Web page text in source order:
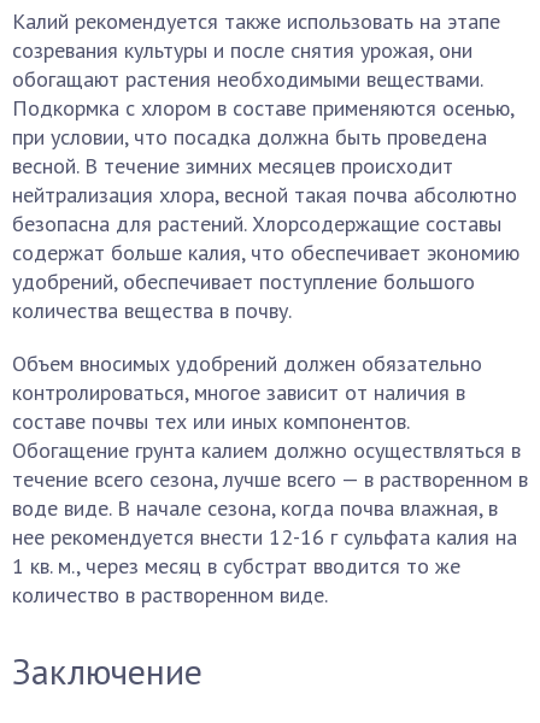
Калий рекомендуется также использовать на этапе
созревания культуры и после снятия урожая, они
обогащают растения необходимыми веществами.
Подкормка с хлором в составе применяются осенью,
при условии, что посадка должна быть проведена
весной. В течение зимних месяцев происходит
нейтрализация хлора, весной такая почва абсолютно
безопасна для растений. Хлорсодержащие составы
содержат больше калия, что обеспечивает экономию
удобрений, обеспечивает поступление большого
количества вещества в почву.
Объем вносимых удобрений должен обязательно
контролироваться, многое зависит от наличия в
составе почвы тех или иных компонентов.
Обогащение грунта калием должно осуществляться в
течение всего сезона, лучше всего — в растворенном в
воде виде. В начале сезона, когда почва влажная, в
нее рекомендуется внести 12-16 г сульфата калия на
1 кв. м., через месяц в субстрат вводится то же
количество в растворенном виде.
Заключение